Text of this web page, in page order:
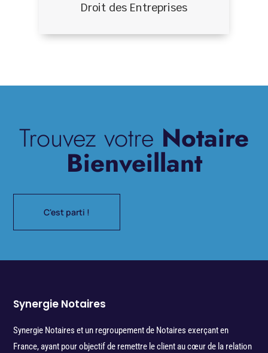
Droit des Entreprises
Trouvez votre Notaire
Bienveillant
C'est parti !
Synergie Notaires
Synergie Notaires et un regroupement de Notaires exerçant en
France, ayant pour objectif de remettre le client au cœur de la relation